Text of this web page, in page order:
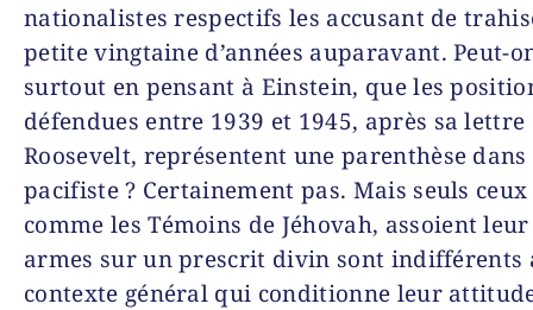
nationalistes respectifs les accusant de
petite vingtaine d’années auparavant. Peut-
surtout en pensant à Einstein, que les
défendues entre 1939 et 1945, après sa lettre
Roosevelt, représentent une parenthèse dans
pacifiste ? Certainement pas. Mais seuls
comme les Témoins de Jéhovah, assoient
armes sur un prescrit divin sont indifférents
contexte général qui conditionne leur